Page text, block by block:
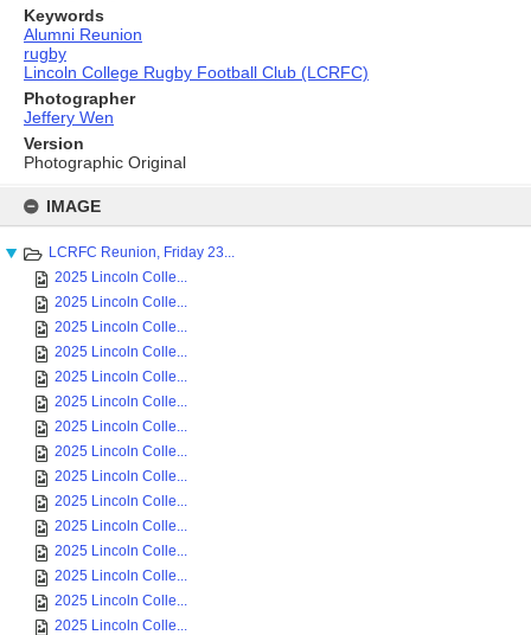
content
IMAGE
LCRFC Reunion, Friday 23...
2025 Lincoln Colle...
2025 Lincoln Colle...
2025 Lincoln Colle...
2025 Lincoln Colle...
2025 Lincoln Colle...
2025 Lincoln Colle...
2025 Lincoln Colle...
2025 Lincoln Colle...
2025 Lincoln Colle...
2025 Lincoln Colle...
2025 Lincoln Colle...
2025 Lincoln Colle...
2025 Lincoln Colle...
2025 Lincoln Colle...
2025 Lincoln Colle...
Keywords
Alumni Reunion
rugby
Lincoln College Rugby Football Club (LCRFC)
Photographer
Jeffery Wen
Version
Photographic Original